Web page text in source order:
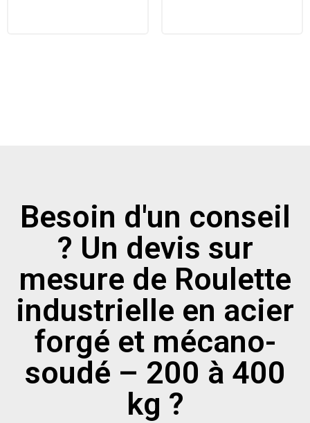
Besoin d'un conseil
? Un devis sur
mesure de Roulette
industrielle en acier
forgé et mécano-
soudé – 200 à 400
kg ?